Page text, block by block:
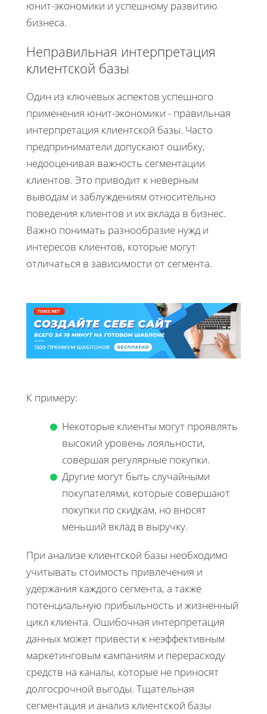
юнит-экономики и успешному развитию
бизнеса.
Неправильная интерпретация
клиентской базы
Один из ключевых аспектов успешного
применения юнит-экономики - правильная
интерпретация клиентской базы. Часто
предприниматели допускают ошибку,
недооценивая важность сегментации
клиентов. Это приводит к неверным
выводам и заблуждениям относительно
поведения клиентов и их вклада в бизнес.
Важно понимать разнообразие нужд и
интересов клиентов, которые могут
отличаться в зависимости от сегмента.
К примеру:
Некоторые клиенты могут проявлять
высокий уровень лояльности,
совершая регулярные покупки.
Другие могут быть случайными
покупателями, которые совершают
покупки по скидкам, но вносят
меньший вклад в выручку.
При анализе клиентской базы необходимо
учитывать стоимость привлечения и
удержания каждого сегмента, а также
потенциальную прибыльность и жизненный
цикл клиента. Ошибочная интерпретация
данных может привести к неэффективным
маркетинговым кампаниям и перерасходу
средств на каналы, которые не приносят
долгосрочной выгоды. Тщательная
сегментация и анализ клиентской базы